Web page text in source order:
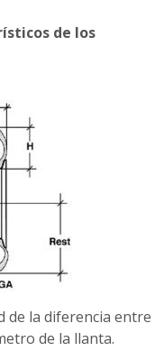
de los
de la diferencia entre
de la llanta.